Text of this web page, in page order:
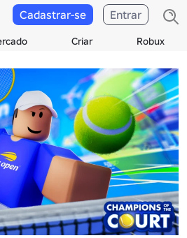
Criar Robux
Cadastrar-se Entrar